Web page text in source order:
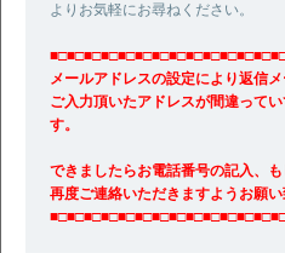
よりお気軽にお尋ねください。
メールアドレスの設定により返信
ご入力頂いたアドレスが間違って
す。
できましたらお電話番号の記入、も
再度ご連絡いただきますようお願い